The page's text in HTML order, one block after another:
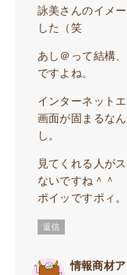
詠美さんのイメ
した（笑
あし＠って結構
ですよね。
インターネット
画面が固まるな
し。
見てくれる人が
ないですね＾＾
ポイッですポィ
返信
情報商材